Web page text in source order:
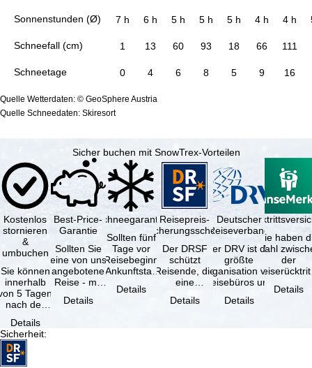
Sonnenstunden (Ø)
Schneefall (cm)
Schneetage
7 h 6 h 5 h 5 h 5 h 4 h 4 h
1 13 60 93 18 66 111
0 4 6 8 5 9 16
Quelle Wetterdaten: © GeoSphere Austria
Quelle Schneedaten: Skiresort
Sicher buchen mit SnowTrex-Vorteilen
Kostenlos
stornieren
&
umbuchen
Sie können
innerhalb
5 Tagen
nach der
kostenfrei
…
Details
Best-Price-
Garantie
Sollten Sie
eine von uns
angebotene
Reise - mit
Leistung und
Details
Schneegarantie
Sollten fünf
Tage vor
Reisebeginn
(Ankunftstag)
Schneemangel
Details
Reisepreis-
Sicherungsschein
Der DRSF
schützt
Reisende, die
eine
oder
Details
Deutscher
Reiseverband
Der DRV ist die
größte
Organisation von
Reisebüros und
Reiseveranstaltern
in …
Details
Sie haben
Wahl
der
(inklusive
Details
Sicherheit: